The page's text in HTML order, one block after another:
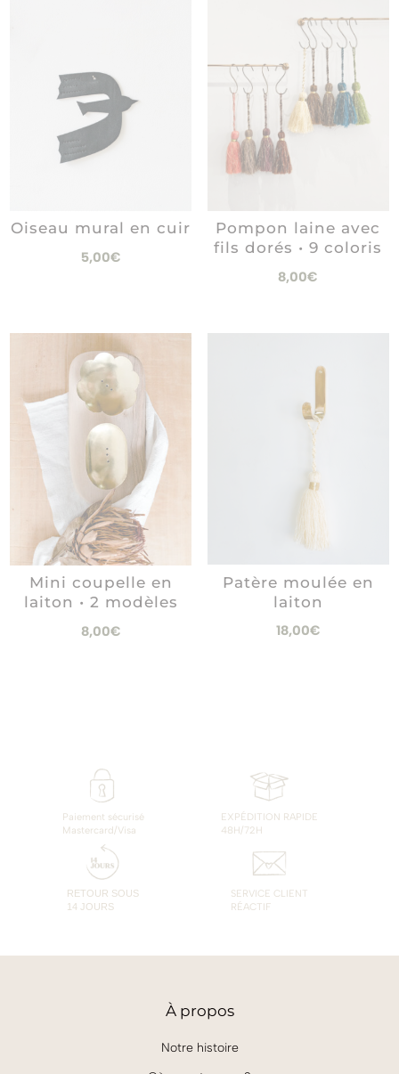
Oiseau mural en cuir
5,00€
Pompon laine avec
fils dorés • 9 coloris
8,00€
Mini coupelle en
laiton • 2 modèles
8,00€
Patère moulée en
laiton
18,00€
Paiement sécurisé
Mastercard/Visa
EXPÉDITION RAPIDE
48H/72H
RETOUR SOUS
14 JOURS
SERVICE CLIENT
RÉACTIF
Àpropos
Notre histoire